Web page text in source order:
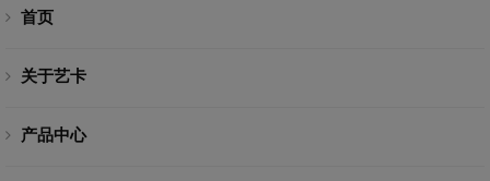
首页
关于艺卡
产品中心